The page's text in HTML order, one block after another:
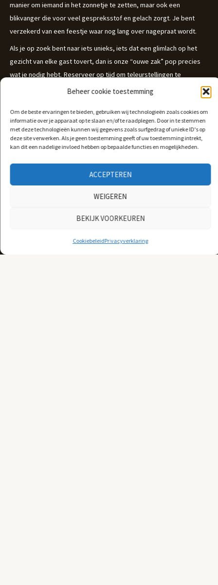
Beheer cookie toestemming
Om de beste ervaringen te bieden, gebruiken wij technologieën zoals cookies om
informatie over je apparaat op te slaan en/of te raadplegen. Door in te stemmen
met deze technologieën kunnen wij gegevens zoals surfgedrag of unieke ID's op
deze site verwerken. Als je geen toestemming geeft of uw toestemming intrekt,
kan dit een nadelige invloed hebben op bepaalde functies en mogelijkheden.
ACCEPTEREN
WEIGEREN
BEKIJK VOORKEUREN
CookiebeleidPrivacyverklaring
manier om iemand in het zonnetje te zetten, maar ook een
blikvanger die voor veel gespreksstof en gelach zorgt. Je bent
verzekerd van een feestje waar nog lang over nagepraat wordt.
Als je op zoek bent naar iets unieks, iets dat een glimlach op het
gezicht van elke gast tovert, dan is onze “ouwe zak” pop precies
wat je nodig hebt. Reserveer op tijd om teleurstellingen te
voorkomen en geef jouw feestje die extra feestelijke touch!